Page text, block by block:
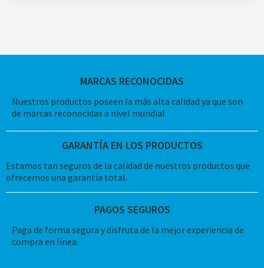
MARCAS RECONOCIDAS
Nuestros productos poseen la más alta calidad ya que son
de marcas reconocidas a nivel mundial
GARANTÍA EN LOS PRODUCTOS
Estamos tan seguros de la calidad de nuestros productos que
ofrecemos una garantía total.
PAGOS SEGUROS
Paga de forma segura y disfruta de la mejor experiencia de
compra en línea.